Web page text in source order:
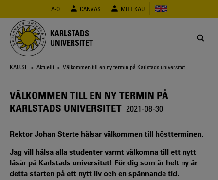
huvudinnehåll
A-Ö CANVAS MITT KAU
KARLSTADS
UNIVERSITET
Länkstig
KAU.SE > Aktuellt > Välkommen till en ny termin på Karlstads universitet
VÄLKOMMEN TILL EN NY TERMIN PÅ
KARLSTADS UNIVERSITET 2021-08-30
Rektor Johan Sterte hälsar välkommen till höstterminen.
Jag vill hälsa alla studenter varmt välkomna till ett nytt
läsår på Karlstads universitet! För dig som är helt ny är
detta starten på ett nytt liv och en spännande tid.